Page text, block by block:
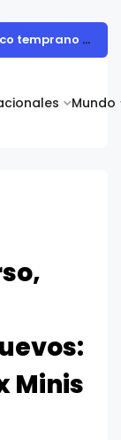
Mundo
Día Mundial de la Hepatitis: el diagnóstico temprano salva vidas y protege la salud del hígado
Minis